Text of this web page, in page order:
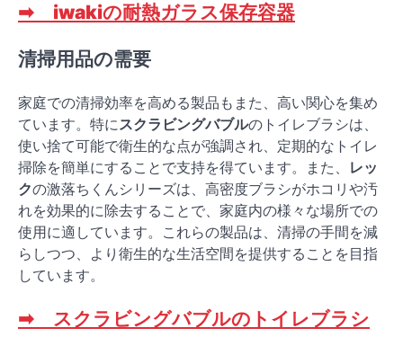
➡ iwakiの耐熱ガラス保存容器
清掃用品の需要
家庭での清掃効率を高める製品もまた、高い関心を集め
ています。特に スクラビングバブルのトイレブラシは、
使い捨て可能で衛生的な点が強調され、定期的なトイレ
掃除を簡単にすることで支持を得ています。また、 レッ
クの激落ちくんシリーズは、高密度ブラシがホコリや汚
れを効果的に除去することで、家庭内の様々な場所での
使用に適しています。これらの製品は、清掃の手間を減
らしつつ、より衛生的な生活空間を提供することを目指
しています。
➡ スクラビングバブルのトイレブラシ